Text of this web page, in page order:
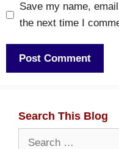
Save my name,
the next time I
Search This Blog